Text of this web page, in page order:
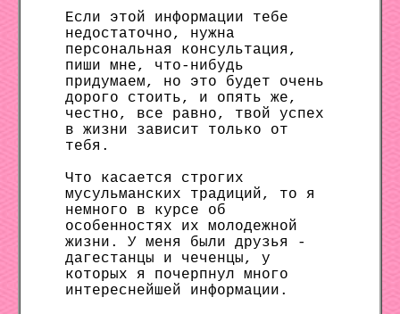
Если этой информации тебе
недостаточно, нужна
персональная консультация,
пиши мне, что-нибудь
придумаем, но это будет очень
дорого стоить, и опять же,
честно, все равно, твой успех
в жизни зависит только от
тебя.
Что касается строгих
мусульманских традиций, то я
немного в курсе об
особенностях их молодежной
жизни. У меня были друзья -
дагестанцы и чеченцы, у
которых я почерпнул много
интереснейшей информации.